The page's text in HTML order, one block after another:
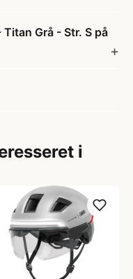
Grå - Str. S på
i